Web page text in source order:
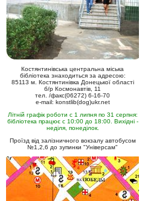
Костянтинівська центральна міська
бібліотека знаходиться за адресою:
85113 м. Костянтинівка Донецької області
б/р Космонавтів, 11
тел. /факс(06272) 6-16-70
e-mail: konstlib(dog)ukr.net
Літній графік роботи с 1 липня по 31 серпня:
бібліотека працює с 10:00 до 18:00. Вихідні -
неділя, понеділок.
Проїзд від залізничного вокзалу автобусом
№1,2,6 до зупинки "Універсам"